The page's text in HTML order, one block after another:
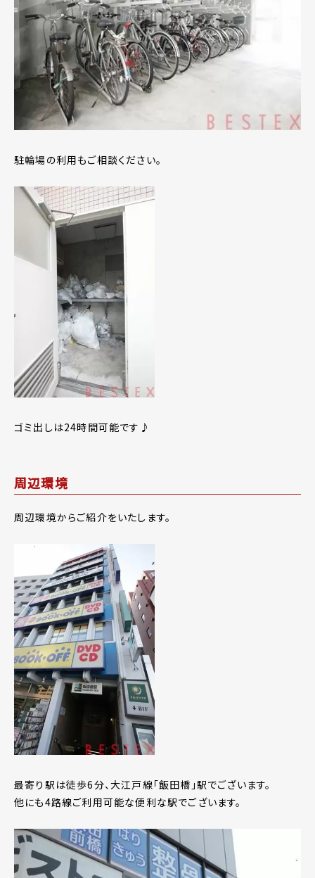
駐輪場の利用もご相談ください。
ゴミ出しは24時間可能です♪
周辺環境
周辺環境からご紹介をいたします。
最寄り駅は徒歩6分、大江戸線「飯田橋」駅でございます。
他にも4路線ご利用可能な便利な駅でございます。